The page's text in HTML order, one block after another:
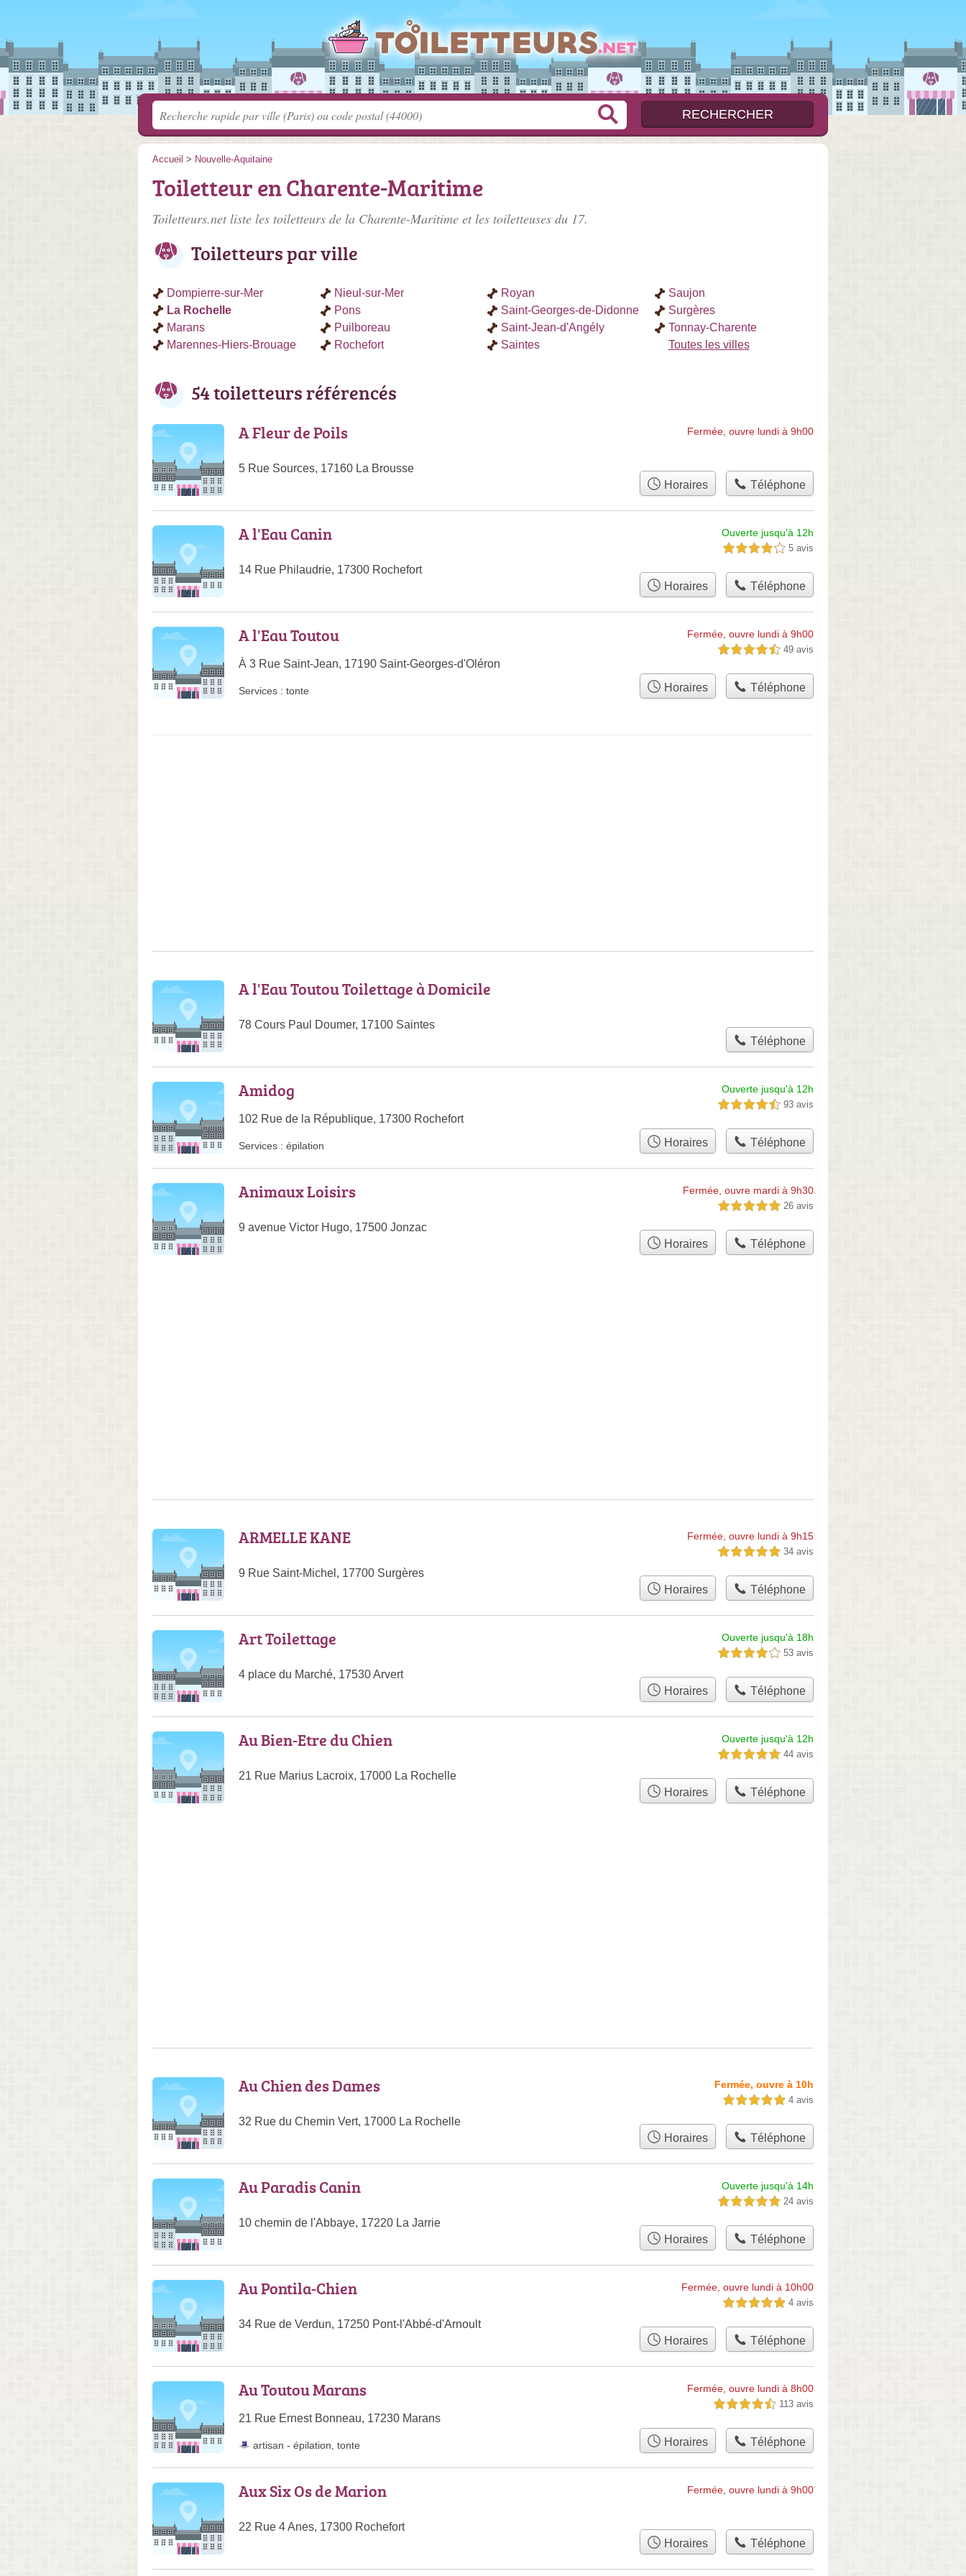
Accueil > Nouvelle-Aquitaine
Toiletteur en Charente-Maritime
Toiletteurs.net liste les toiletteurs de la Charente-Maritime et les toiletteuses du 17.
Toiletteurs par ville
Dompierre-sur-Mer
La Rochelle
Marans
Marennes-Hiers-Brouage
Nieul-sur-Mer
Pons
Puilboreau
Rochefort
Royan
Saint-Georges-de-Didonne
Saint-Jean-d'Angély
Saintes
Saujon
Surgères
Tonnay-Charente
Toutes les villes
54 toiletteurs référencés
A Fleur de Poils
5 Rue Sources, 17160 La Brousse
Fermée, ouvre lundi à 9h00
Horaires Téléphone
A l'Eau Canin
14 Rue Philaudrie, 17300 Rochefort
Ouverte jusqu'à 12h
4,0 étoiles sur 5 5 avis
Horaires Téléphone
A l'Eau Toutou
À 3 Rue Saint-Jean, 17190 Saint-Georges-d'Oléron
Fermée, ouvre lundi à 9h00
4,5 étoiles sur 5 49 avis
Services : tonte Horaires Téléphone
A l'Eau Toutou Toilettage à Domicile
78 Cours Paul Doumer, 17100 Saintes
Téléphone
Amidog
102 Rue de la République, 17300 Rochefort
Ouverte jusqu'à 12h
4,5 étoiles sur 5 93 avis
Services : épilation Horaires Téléphone
Animaux Loisirs
9 avenue Victor Hugo, 17500 Jonzac
Fermée, ouvre mardi à 9h30
5,0 étoiles sur 5 26 avis
Horaires Téléphone
ARMELLE KANE
9 Rue Saint-Michel, 17700 Surgères
Fermée, ouvre lundi à 9h15
5,0 étoiles sur 5 34 avis
Horaires Téléphone
Art Toilettage
4 place du Marché, 17530 Arvert
Ouverte jusqu'à 18h
4,0 étoiles sur 5 53 avis
Horaires Téléphone
Au Bien-Etre du Chien
21 Rue Marius Lacroix, 17000 La Rochelle
Ouverte jusqu'à 12h
5,0 étoiles sur 5 44 avis
Horaires Téléphone
Au Chien des Dames
32 Rue du Chemin Vert, 17000 La Rochelle
Fermée, ouvre à 10h
5,0 étoiles sur 5 4 avis
Horaires Téléphone
Au Paradis Canin
10 chemin de l'Abbaye, 17220 La Jarrie
Ouverte jusqu'à 14h
5,0 étoiles sur 5 24 avis
Horaires Téléphone
Au Pontila-Chien
34 Rue de Verdun, 17250 Pont-l'Abbé-d'Arnoult
Fermée, ouvre lundi à 10h00
5,0 étoiles sur 5 4 avis
Horaires Téléphone
Au Toutou Marans
21 Rue Ernest Bonneau, 17230 Marans
Fermée, ouvre lundi à 8h00
4,5 étoiles sur 5 113 avis
artisan - épilation tonte Horaires Téléphone
Aux Six Os de Marion
22 Rue 4 Anes, 17300 Rochefort
Fermée, ouvre lundi à 9h00
Horaires Téléphone